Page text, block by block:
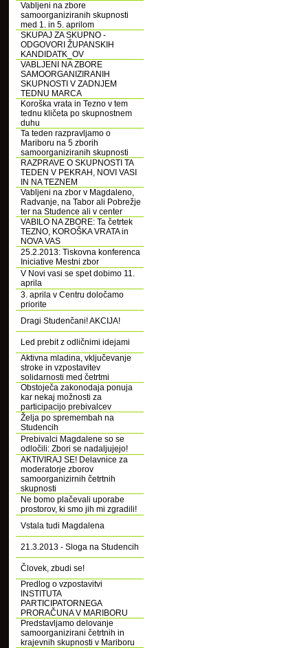
Vabljeni na zbore
samoorganiziranih skupnosti
med 1. in 5. aprilom
SKUPAJ ZA SKUPNO -
ODGOVORI ŽUPANSKIH
KANDIDATK_OV
VABLJENI NA ZBORE
SAMOORGANIZIRANIH
SKUPNOSTI V ZADNJEM
TEDNU MARCA
Koroška vrata in Tezno v tem
tednu kličeta po skupnostnem
duhu
Ta teden razpravljamo o
Mariboru na 5 zborih
samoorganiziranih skupnosti
RAZPRAVE O SKUPNOSTI TA
TEDEN V PEKRAH, NOVI VASI
IN NA TEZNEM
Vabljeni na zbor v Magdaleno,
Radvanje, na Tabor ali Pobrežje
ter na Studence ali v center
VABILO NA ZBORE: Ta četrtek
TEZNO, KOROŠKA VRATA in
NOVA VAS
25.2.2013: Tiskovna konferenca
Iniciative Mestni zbor
V Novi vasi se spet dobimo 11.
aprila
3. aprila v Centru določamo
priorite
Dragi Studenčani! AKCIJA!
Led prebit z odličnimi idejami
Aktivna mladina, vključevanje
stroke in vzpostavitev
solidarnosti med četrtmi
Obstoječa zakonodaja ponuja
kar nekaj možnosti za
participacijo prebivalcev
Želja po spremembah na
Studencih
Prebivalci Magdalene so se
odločili: Zbori se nadaljujejo!
AKTIVIRAJ SE! Delavnice za
moderatorje zborov
samoorganizirnih četrtnih
skupnosti
Ne bomo plačevali uporabe
prostorov, ki smo jih mi zgradili!
Vstala tudi Magdalena
21.3.2013 - Sloga na Studencih
Človek, zbudi se!
Predlog o vzpostavitvi
INSTITUTA
PARTICIPATORNEGA
PRORAČUNA V MARIBORU
Predstavljamo delovanje
samoorganizirani četrtnih in
krajevnih skupnosti v Mariboru